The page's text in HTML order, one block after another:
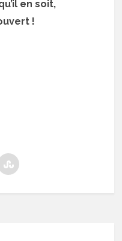
en soit,
!